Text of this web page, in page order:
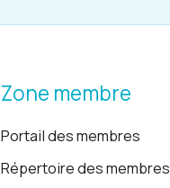
Zone membre
Portail des membres
Répertoire des membres